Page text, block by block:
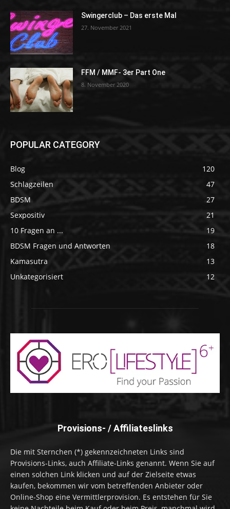
Swingerclub – Das erste Mal
27. November 2021
FFM / MMF- 3er Part One
8. November 2020
POPULAR CATEGORY
Blog
120
Schlagzeilen
47
BDSM
27
Sexpositiv
21
10 Fragen an ...
19
BDSM Fragen und Antworten
18
Kamasutra
13
Unkategorisiert
12
Provisions- / Affiliateslinks
Die mit Sternchen (*) gekennzeichneten Links sind
Provisions-Links, auch Affiliate-Links genannt. Wenn Sie auf
einen solchen Link klicken und auf der Zielseite etwas
kaufen, bekommen wir vom betreffenden Anbieter oder
Online-Shop eine Vermittlerprovision. Es entstehen für Sie